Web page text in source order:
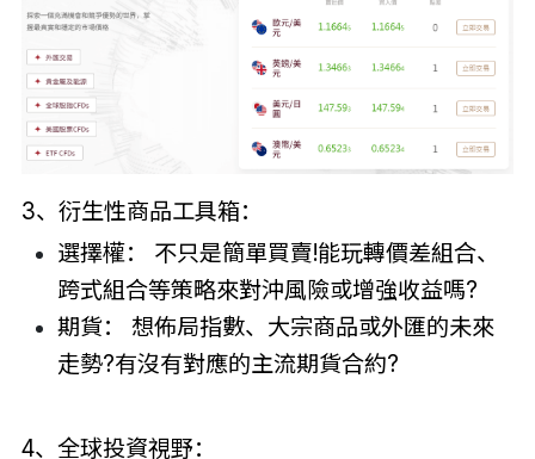
3、衍生性商品工具箱：
選擇權： 不只是簡單買賣!能玩轉價差組合、
跨式組合等策略來對沖風險或增強收益嗎?
期貨： 想佈局指數、大宗商品或外匯的未來
走勢?有沒有對應的主流期貨合約?
4、全球投資視野：